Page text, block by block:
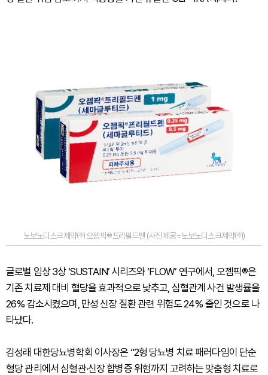
노보노디스크제약㈜ 오젬픽®프리필드펜 (사진 제공=노보노디스크제약㈜)
글로벌 임상 3상 ‘SUSTAIN’ 시리즈와 ‘FLOW’ 연구에서, 오젬픽®은
기존 치료제 대비 혈당을 효과적으로 낮추고, 심혈관계 사건 발생률을
26% 감소시켰으며, 만성 신장 질환 관련 위험도 24% 줄인 것으로 나
타났다.
김성래 대한당뇨병학회 이사장은 “2형 당뇨병 치료 패러다임이 단순
혈당 관리에서 심혈관·신장 합병증 위험까지 고려하는 맞춤형 치료로